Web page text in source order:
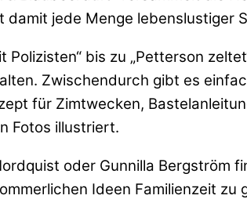
jede Menge lebenslustiger
bis zu „Petterson
Zwischendurch gibt es
für Zimtwecken,
Fotos illustriert.
oder Gunnilla Bergström
Ideen Familienzeit zu